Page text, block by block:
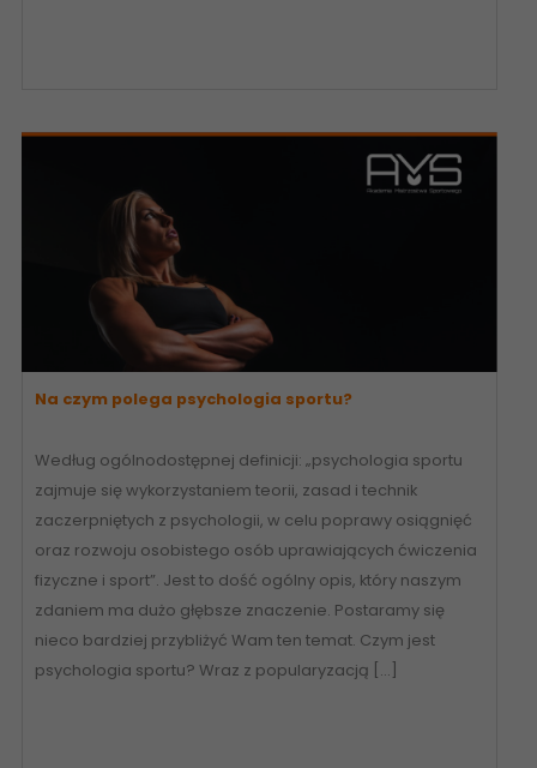
Na czym polega psychologia sportu?
Według ogólnodostępnej definicji: „psychologia sportu
zajmuje się wykorzystaniem teorii, zasad i technik
zaczerpniętych z psychologii, w celu poprawy osiągnięć
oraz rozwoju osobistego osób uprawiających ćwiczenia
fizyczne i sport”. Jest to dość ogólny opis, który naszym
zdaniem ma dużo głębsze znaczenie. Postaramy się
nieco bardziej przybliżyć Wam ten temat. Czym jest
psychologia sportu? Wraz z popularyzacją […]